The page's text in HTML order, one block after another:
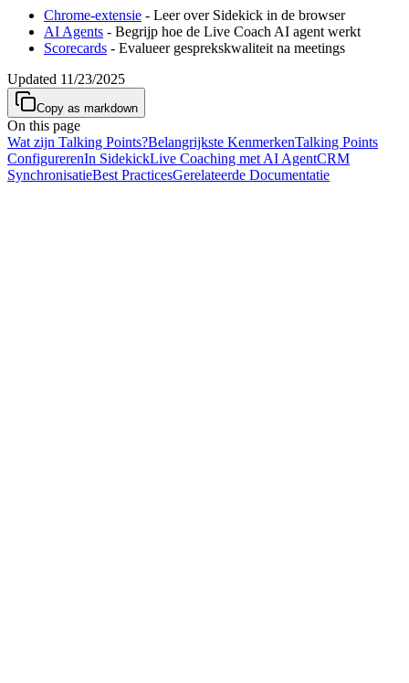
Chrome-extensie - Leer over Sidekick in de browser
AI Agents - Begrijp hoe de Live Coach AI agent werkt
Scorecards - Evalueer gesprekskwaliteit na meetings
Updated 11/23/2025
Copy as markdown
On this page
Wat zijn Talking Points?Belangrijkste KenmerkenTalking Points
ConfigurerenIn SidekickLive Coaching met AI AgentCRM
SynchronisatieBest PracticesGerelateerde Documentatie